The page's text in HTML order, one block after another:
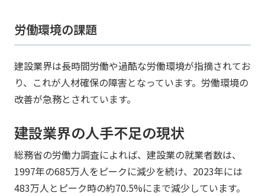
労働環境の課題
建設業界は長時間労働や過酷な労働環境が指摘されてお
り、これが人材確保の障害となっています。労働環境の
改善が急務とされています。
建設業界の人手不足の現状
総務省の労働力調査によれば、建設業の就業者数は、
1997年の685万人をピークに減少を続け、2023年には
483万人とピーク時の約70.5%にまで減少しています。